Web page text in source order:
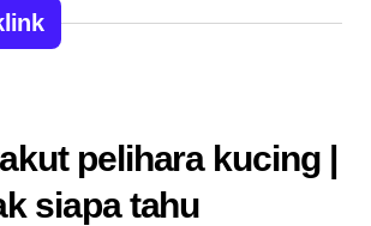
pelihara kucing |
siapa tahu